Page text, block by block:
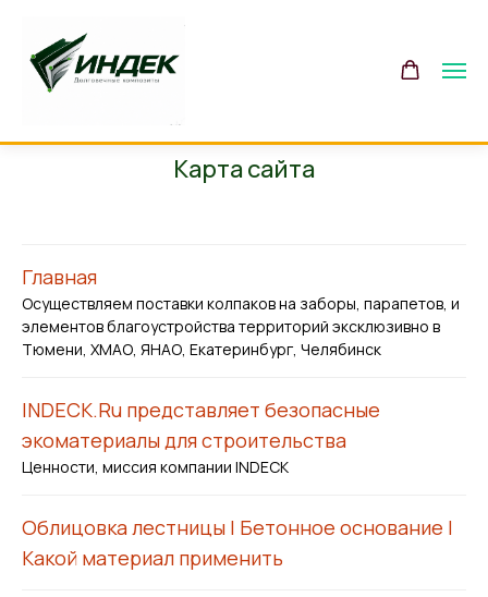
Карта сайта
Главная
Осуществляем поставки колпаков на заборы, парапетов, и
элементов благоустройства территорий эксклюзивно в
Тюмени, ХМАО, ЯНАО, Екатеринбург, Челябинск
INDECK.Ru представляет безопасные
экоматериалы для строительства
Ценности, миссия компании INDECK
Облицовка лестницы | Бетонное основание |
Какой материал применить